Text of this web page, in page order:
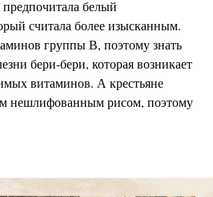
белый
считала более изысканным.
группы В, поэтому знать
бери-бери, которая возникает
витаминов. А крестьяне
нешлифованным рисом, поэтому